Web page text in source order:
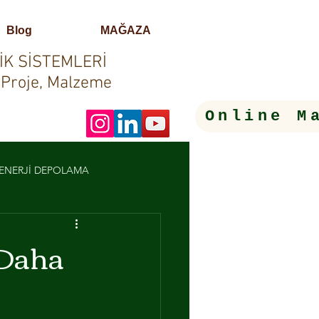
Blog MAĞAZA
SİSTEMLERİ
Malzeme
Online
DEPOLAMA